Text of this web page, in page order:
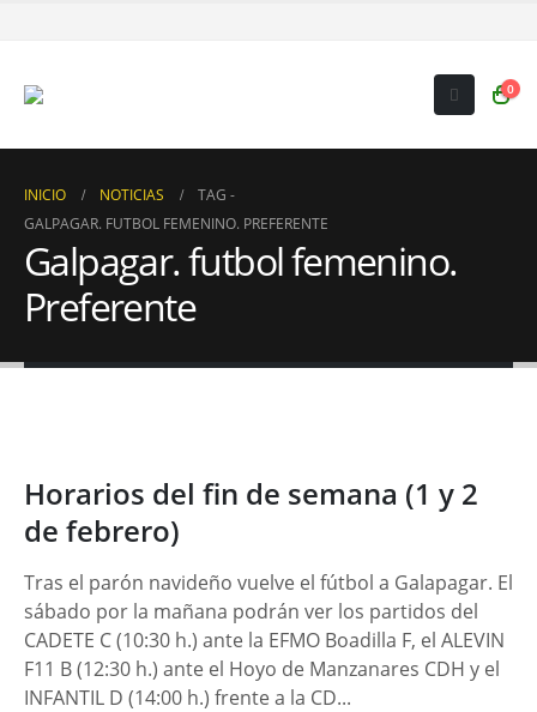
0
INICIO NOTICIAS
TAG -
GALPAGAR. FUTBOL FEMENINO. PREFERENTE
Galpagar. futbol femenino.
Preferente
Horarios del fin de semana (1 y 2
de febrero)
Tras el parón navideño vuelve el fútbol a Galapagar. El
sábado por la mañana podrán ver los partidos del
CADETE C (10:30 h.) ante la EFMO Boadilla F, el ALEVIN
F11 B (12:30 h.) ante el Hoyo de Manzanares CDH y el
INFANTIL D (14:00 h.) frente a la CD...